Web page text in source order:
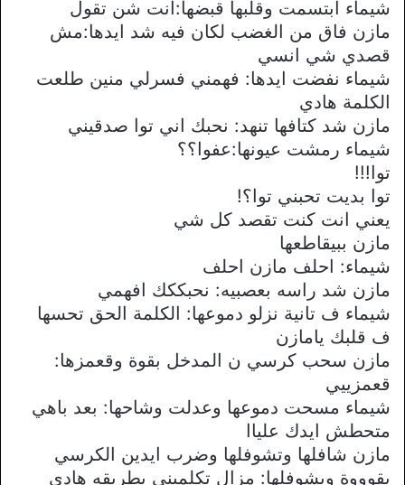
شيماء ابتسمت وقلبها قبضها:انت شن تقول
مازن فاق من الغضب لكان فيه شد ايدها:مش
قصدي شي انسي
شيماء نفضت ايدها: فهمني فسرلي منين طلعت
الكلمة هادي
مازن شد كتافها تنهد: نحبك اني توا صدقيني
شيماء رمشت عيونها:عفوا؟؟
توا!!!
توا بديت تحبني توا؟!
يعني انت كنت تقصد كل شي
مازن ببيقاطعها
شيماء: احلف مازن احلف
مازن شد راسه بعصبيه: نحبككك افهمي
شيماء ف تانية نزلو دموعها: الكلمة الحق تحسها
ف قلبك يامازن
مازن سحب كرسي ن المدخل بقوة وقعمزها:
قعمزييي
شيماء مسحت دموعها وعدلت وشاحها: بعد باهي
متحطش ايدك علياا
مازن شافلها وتشوفلها وضرب ايدين الكرسي
بقوووة ويشوفلها: مزال تكلميني بطريقه هادي